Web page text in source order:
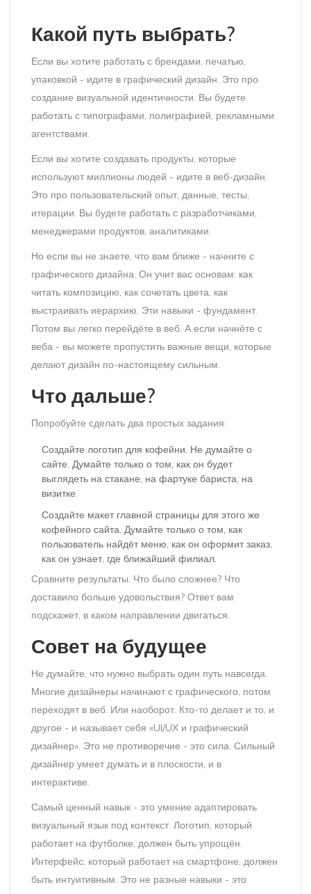
Какой путь выбрать?
Если вы хотите работать с брендами, печатью,
упаковкой - идите в графический дизайн. Это про
создание визуальной идентичности. Вы будете
работать с типографами, полиграфией, рекламными
агентствами.
Если вы хотите создавать продукты, которые
используют миллионы людей - идите в веб-дизайн.
Это про пользовательский опыт, данные, тесты,
итерации. Вы будете работать с разработчиками,
менеджерами продуктов, аналитиками.
Но если вы не знаете, что вам ближе - начните с
графического дизайна. Он учит вас основам: как
читать композицию, как сочетать цвета, как
выстраивать иерархию. Эти навыки - фундамент.
Потом вы легко перейдёте в веб. А если начнёте с
веба - вы можете пропустить важные вещи, которые
делают дизайн по-настоящему сильным.
Что дальше?
Попробуйте сделать два простых задания:
Создайте логотип для кофейни. Не думайте о
сайте. Думайте только о том, как он будет
выглядеть на стакане, на фартуке бариста, на
визитке.
Создайте макет главной страницы для этого же
кофейного сайта. Думайте только о том, как
пользователь найдёт меню, как он оформит заказ,
как он узнает, где ближайший филиал.
Сравните результаты. Что было сложнее? Что
доставило больше удовольствия? Ответ вам
подскажет, в каком направлении двигаться.
Совет на будущее
Не думайте, что нужно выбрать один путь навсегда.
Многие дизайнеры начинают с графического, потом
переходят в веб. Или наоборот. Кто-то делает и то, и
другое - и называет себя «UI/UX и графический
дизайнер». Это не противоречие - это сила. Сильный
дизайнер умеет думать и в плоскости, и в
интерактиве.
Самый ценный навык - это умение адаптировать
визуальный язык под контекст. Логотип, который
работает на футболке, должен быть упрощён.
Интерфейс, который работает на смартфоне, должен
быть интуитивным. Это не разные навыки - это